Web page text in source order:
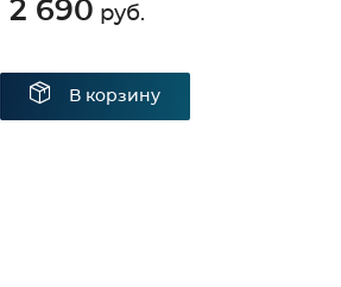
2 690 руб.
В корзину